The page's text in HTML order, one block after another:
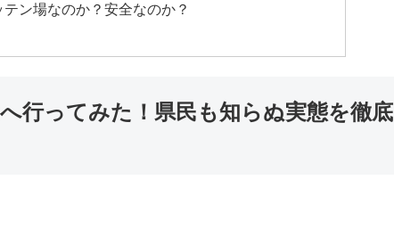
ン場なのか？安全なのか？
行ってみた！県民も知らぬ実態を徹底